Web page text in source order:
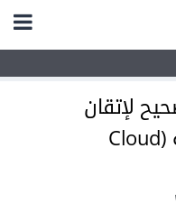
لإتقان
الحوسبة السحابية (Cloud